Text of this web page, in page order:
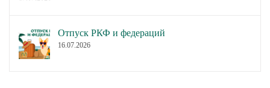
Отпуск РКФ и федераций
16.07.2026